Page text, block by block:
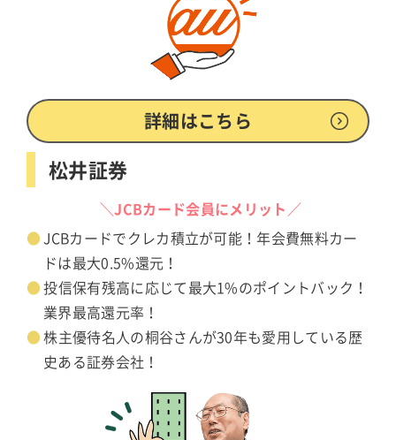
詳細はこちら
松井証券
＼JCBカード会員にメリット／
JCBカードでクレカ積立が可能！年会費無料カー
ドは最大0.5%還元！
投信保有残高に応じて最大1%のポイントバック！
業界最高還元率！
株主優待名人の桐谷さんが30年も愛用している歴
史ある証券会社！